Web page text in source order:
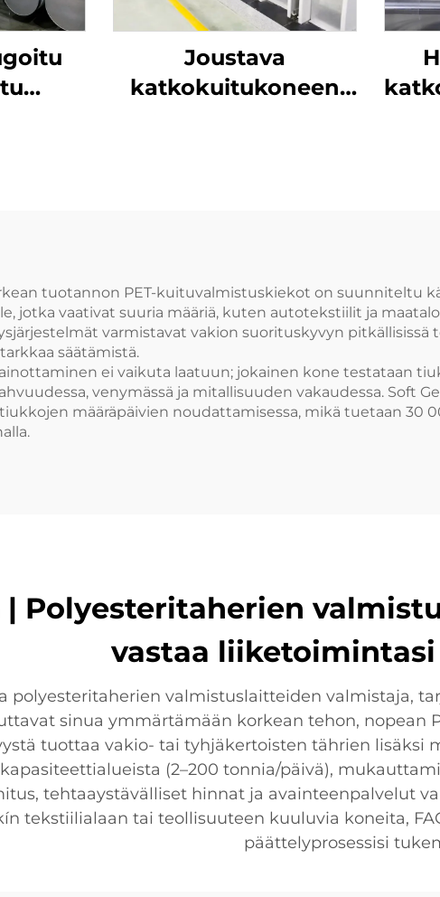
Joustava
katkokuitukoneen
tuotannon PET-kuituvalmistuskiekot on suunniteltu
jotka vaativat suuria määriä, kuten autotekstiilit ja
varmistavat vakion suorituskyvyn pitkällisissä
säätämistä.
ei vaikuta laatuun; jokainen kone testataan
venymässä ja mitallisuuden vakaudessa. Soft
määräpäivien noudattamisessa, mikä tuetaan 30
| Polyesteritaherien
vastaa
polyesteritaherien valmistuslaitteiden valmistaja,
sinua ymmärtämään korkean tehon,
tuottaa vakio- tai tyhjäkertoisten tährien lisäksi
(2–200 tonnia/päivä),
tehtaaystävälliset hinnat ja avainteenpalvelut
tekstiilialaan tai teollisuuteen kuuluvia koneita,
päättelyprosessisi